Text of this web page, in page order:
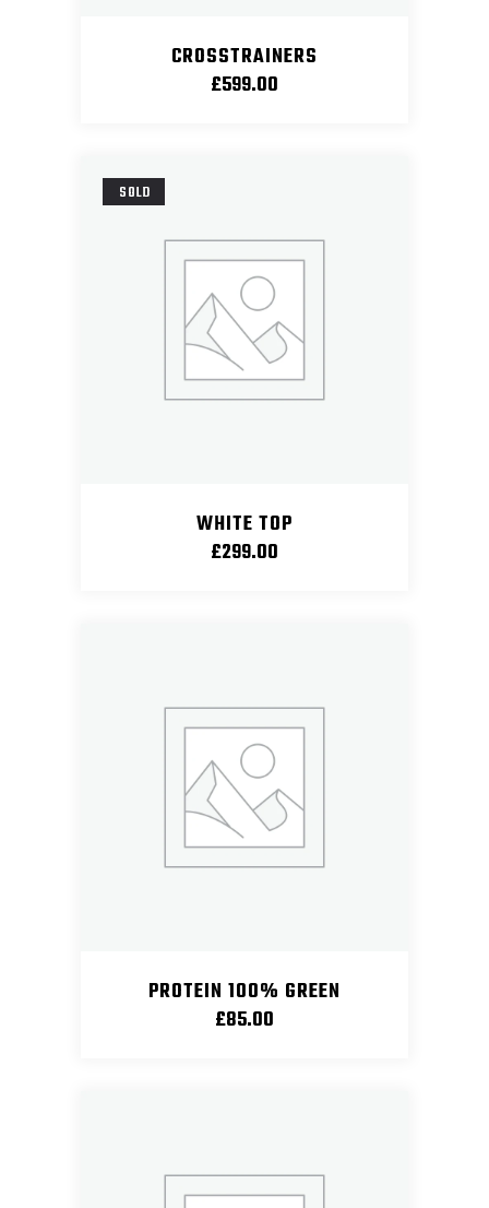
CROSSTRAINERS
£599.00
SOLD
WHITE TOP
£299.00
PROTEIN 100% GREEN
£85.00